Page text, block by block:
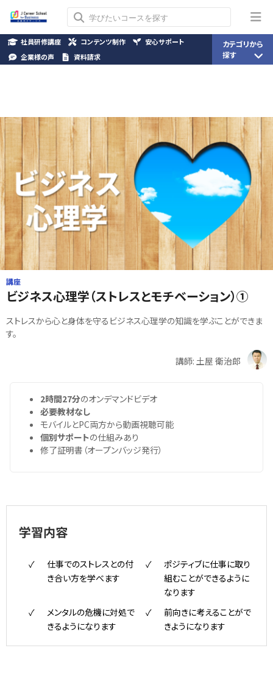
講座
ビジネス心理学（ストレスとモチベーション）①
ストレスから心と身体を守るビジネス心理学の知識を学ぶことができま
す。
講師: 土屋 衛治郎
2時間27分のオンデマンドビデオ
必要教材なし
モバイルとPC両方から動画視聴可能
個別サポートの仕組みあり
修了証明書（オープンバッジ発行）
学習内容
仕事でのストレスとの付
き合い方を学べます
ポジティブに仕事に取り
組むことができるように
なります
メンタルの危機に対処で
きるようになります
前向きに考えることがで
きようになります
社員研修講座 コンテンツ制作
安心サポート
企業様の声
資料請求
カテゴリから
探す